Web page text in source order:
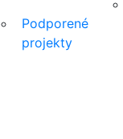
Podporené
projekty